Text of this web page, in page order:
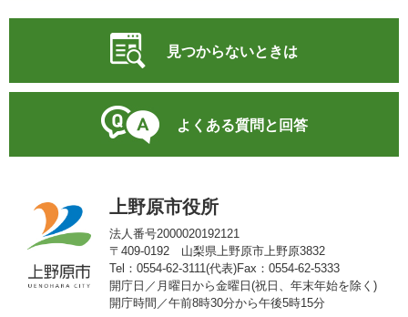
見つからないときは
よくある質問と回答
上野原市役所
法人番号2000020192121
〒409-0192 山梨県上野原市上野原3832
Tel：0554-62-3111(代表)Fax：0554-62-5333
開庁日／月曜日から金曜日(祝日、年末年始を除く)
開庁時間／午前8時30分から午後5時15分